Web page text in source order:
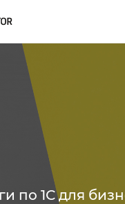
по 1С для